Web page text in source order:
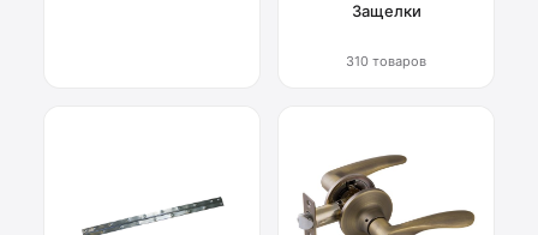
Защелки
310 товаров